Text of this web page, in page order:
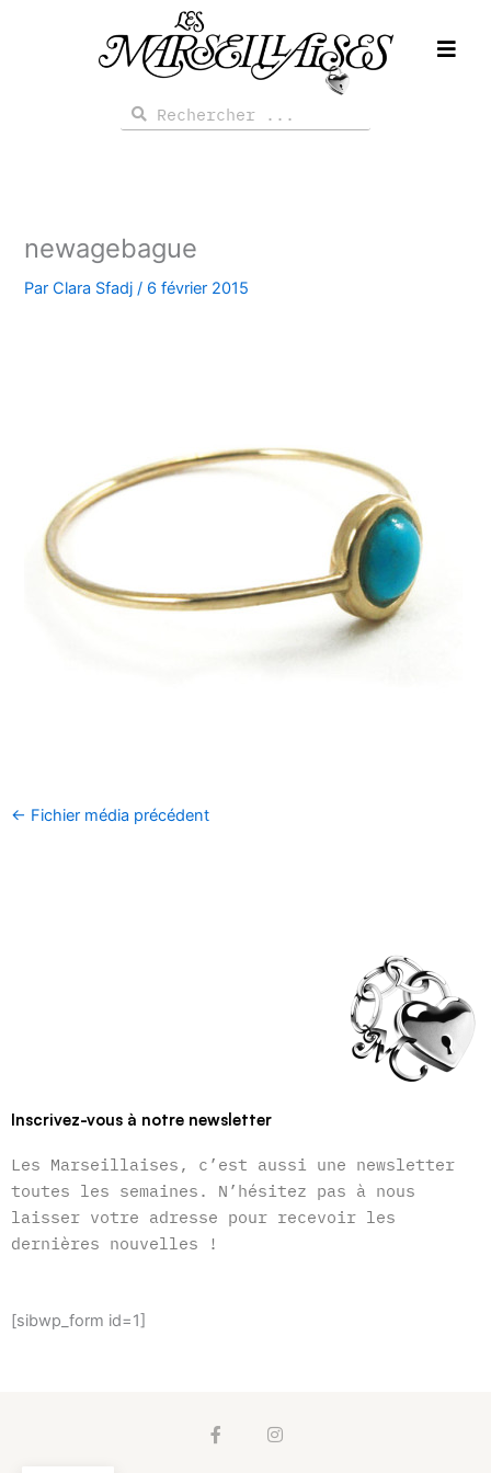
Rechercher
Rechercher
newagebague
ParClara Sfadj / 6 février 2015
← Fichier média précédent
Inscrivez-vous à notre newsletter
Les Marseillaises, c’est aussi une newsletter
toutes les semaines. N’hésitez pas à nous
laisser votre adresse pour recevoir les
dernières nouvelles !
[sibwp_form id=1]
F
a
I